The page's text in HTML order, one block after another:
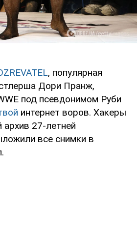
, популярная
Дори Пранж,
под псевдонимом Руби
интернет воров. Хакеры
27-летней
все снимки в